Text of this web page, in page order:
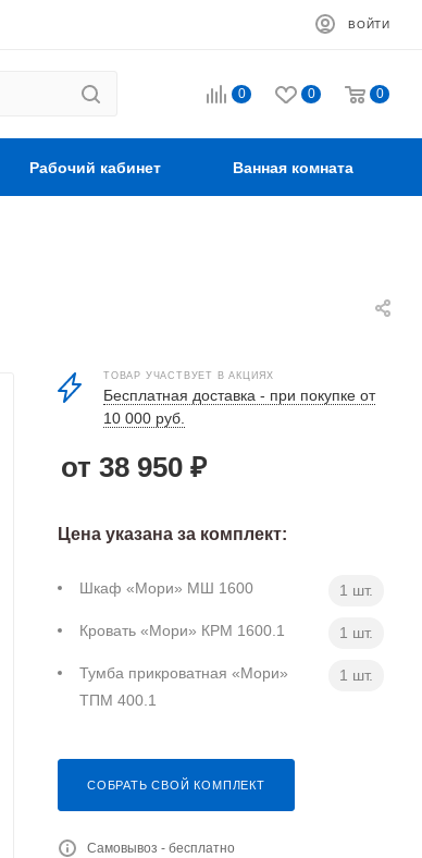
ВОЙТИ
0 0 0
Рабочий кабинет Ванная комната
ТОВАР УЧАСТВУЕТ В АКЦИЯХ
Бесплатная доставка - при покупке от
10 000 руб.
от 38 950 ₽
Цена указана за комплект:
Шкаф «Мори» МШ 1600 1 шт.
Кровать «Мори» КРМ 1600.1 1 шт.
Тумба прикроватная «Мори»
ТПМ 400.1
1 шт.
СОБРАТЬ СВОЙ КОМПЛЕКТ
Самовывоз - бесплатно